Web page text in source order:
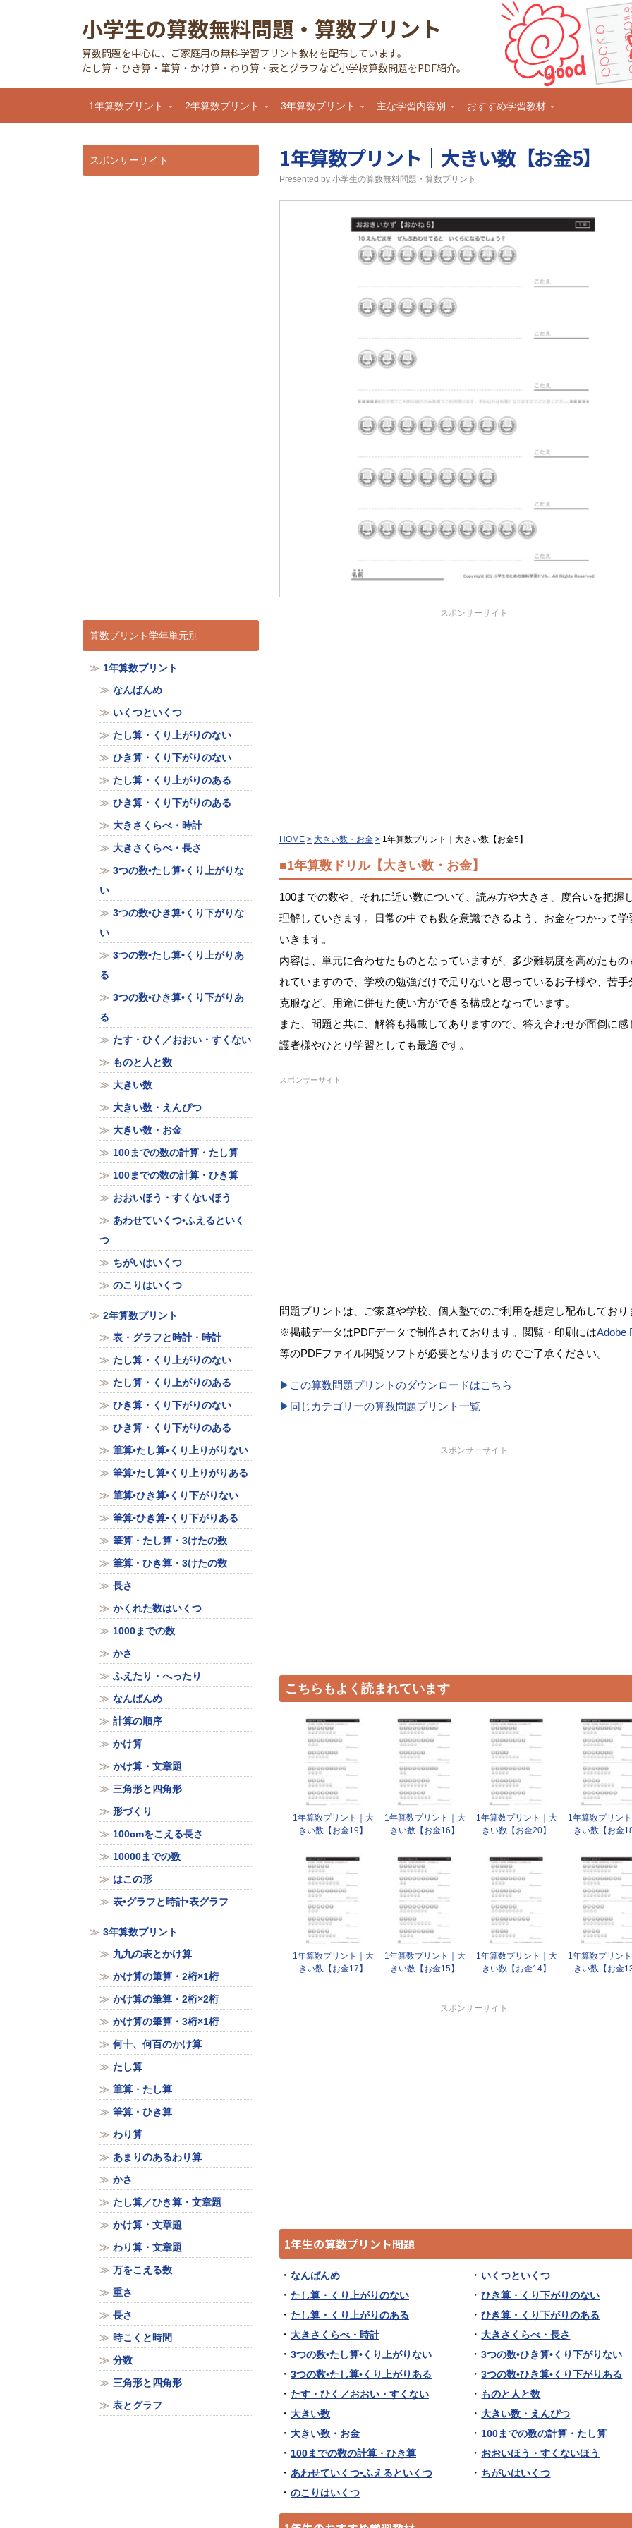
小学生の算数無料問題・算数プリント
算数問題を中心に、ご家庭用の無料学習プリント教材を配布しています。
たし算・ひき算・筆算・かけ算・わり算・表とグラフなど小学校算数問題をPDF紹介。
1年算数プリント 2年算数プリント 3年算数プリント 主な学習内容別 おすすめ学習教材
1年算数プリント｜大きい数【お金5】
Presented by 小学生の算数無料問題・算数プリント
スポンサーサイト
HOME 大きい数・お金 1年算数プリント｜大きい数【お金5】
■1年算数ドリル【大きい数・お金】
100までの数や、それに近い数について、読み方や大きさ、度合いを把握
理解していきます。日常の中でも数を意識できるよう、お金をつかって学
いきます。
内容は、単元に合わせたものとなっていますが、多少難易度を高めたもの
れていますので、 学校の勉強だけで足りないと思っているお子様や、 苦手
克服など、用途に併せた使い方ができる構成となっています。
また、問題と共に、 解答も掲載してありますので、答え合わせが面倒に感
護者様やひとり学習としても最適です。
スポンサーサイト
問題プリントは、ご家庭や学校、個人塾でのご利用を想定し配布しており
※掲載データはPDFデータで制作されております。閲覧・印刷にはAdobe
等のPDFファイル閲覧ソフトが必要となりますのでご了承ください。
この算数問題プリントのダウンロードはこちら
同じカテゴリーの算数問題プリント一覧
スポンサーサイト
こちらもよく読まれています
1年算数プリント｜大
きい数【お金19】
1年算数プリント｜大
きい数【お金16】
1年算数プリント｜大
きい数【お金20】
1年算数プリン
きい数【お金18
1年算数プリント｜大
きい数【お金17】
1年算数プリント｜大
きい数【お金15】
1年算数プリント｜大
きい数【お金14】
1年算数プリン
きい数【お金13
スポンサーサイト
1年生の算数プリント問題
なんばんめ
いくつといくつ
たし算・くり上がりのない
ひき算・くり下がりのない
たし算・くり上がりのある
ひき算・くり下がりのある
大きさくらべ・時計
大きさくらべ・長さ
3つの数•たし算•くり上がりない
3つの数•ひき算•くり下がりない
3つの数•たし算•くり上がりある
3つの数•ひき算•くり下がりある
たす・ひく／おおい・すくない
ものと人と数
大きい数
大きい数・えんぴつ
大きい数・お金
100までの数の計算・たし算
100までの数の計算・ひき算
おおいほう・すくないほう
あわせていくつ•ふえるといくつ
ちがいはいくつ
のこりはいくつ
スポンサーサイト
算数プリント学年単元別
1年算数プリント
なんばんめ
いくつといくつ
たし算・くり上がりのない
ひき算・くり下がりのない
たし算・くり上がりのある
ひき算・くり下がりのある
大きさくらべ・時計
大きさくらべ・長さ
3つの数•たし算•くり上がりな
い
3つの数•ひき算•くり下がりな
い
3つの数•たし算•くり上がりあ
る
3つの数•ひき算•くり下がりあ
る
たす・ひく／おおい・すくない
ものと人と数
大きい数
大きい数・えんぴつ
大きい数・お金
100までの数の計算・たし算
100までの数の計算・ひき算
おおいほう・すくないほう
あわせていくつ•ふえるといく
つ
ちがいはいくつ
のこりはいくつ
2年算数プリント
表・グラフと時計・時計
たし算・くり上がりのない
たし算・くり上がりのある
ひき算・くり下がりのない
ひき算・くり下がりのある
筆算•たし算•くり上りがりない
筆算•たし算•くり上りがりある
筆算•ひき算•くり下がりない
筆算•ひき算•くり下がりある
筆算・たし算・3けたの数
筆算・ひき算・3けたの数
長さ
かくれた数はいくつ
1000までの数
かさ
ふえたり・へったり
なんばんめ
計算の順序
かけ算
かけ算・文章題
三角形と四角形
形づくり
100cmをこえる長さ
10000までの数
はこの形
表•グラフと時計•表グラフ
3年算数プリント
九九の表とかけ算
かけ算の筆算・2桁×1桁
かけ算の筆算・2桁×2桁
かけ算の筆算・3桁×1桁
何十、何百のかけ算
たし算
筆算・たし算
筆算・ひき算
わり算
あまりのあるわり算
かさ
たし算／ひき算・文章題
かけ算・文章題
わり算・文章題
万をこえる数
重さ
長さ
時こくと時間
分数
三角形と四角形
表とグラフ